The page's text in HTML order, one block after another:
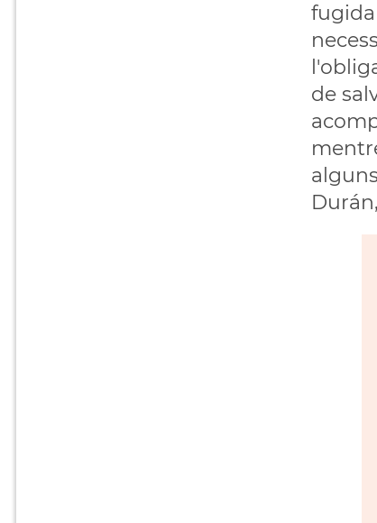
fugida
de